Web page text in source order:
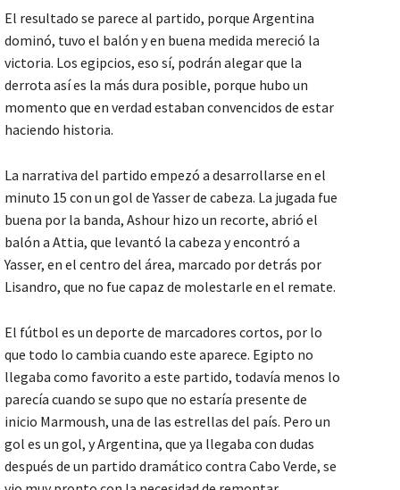
El resultado se parece al partido, porque Argentina
dominó, tuvo el balón y en buena medida mereció la
victoria. Los egipcios, eso sí, podrán alegar que la
derrota así es la más dura posible, porque hubo un
momento que en verdad estaban convencidos de estar
haciendo historia.
La narrativa del partido empezó a desarrollarse en el
minuto 15 con un gol de Yasser de cabeza. La jugada fue
buena por la banda, Ashour hizo un recorte, abrió el
balón a Attia, que levantó la cabeza y encontró a
Yasser, en el centro del área, marcado por detrás por
Lisandro, que no fue capaz de molestarle en el remate.
El fútbol es un deporte de marcadores cortos, por lo
que todo lo cambia cuando este aparece. Egipto no
llegaba como favorito a este partido, todavía menos lo
parecía cuando se supo que no estaría presente de
inicio Marmoush, una de las estrellas del país. Pero un
gol es un gol, y Argentina, que ya llegaba con dudas
después de un partido dramático contra Cabo Verde, se